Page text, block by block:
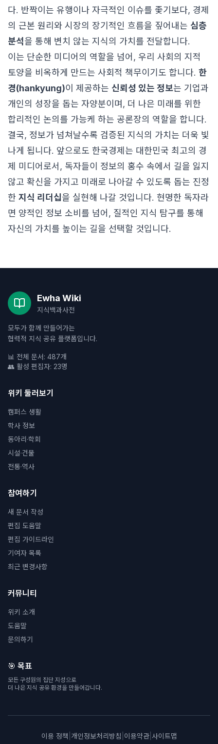
다. 반짝이는 유행이나 자극적인 이슈를 좇기보다, 경제
의 근본 원리와 시장의 장기적인 흐름을 짚어내는 심층
분석을 통해 변치 않는 지식의 가치를 전달합니다.
이는 단순한 미디어의 역할을 넘어, 우리 사회의 지적
토양을 비옥하게 만드는 사회적 책무이기도 합니다. 한
경(hankyung)이 제공하는 신뢰성 있는 정보는 기업과
개인의 성장을 돕는 자양분이며, 더 나은 미래를 위한
합리적인 논의를 가능케 하는 공론장의 역할을 합니다.
결국, 정보가 넘쳐날수록 검증된 지식의 가치는 더욱 빛
나게 됩니다. 앞으로도 한국경제는 대한민국 최고의 경
제 미디어로서, 독자들이 정보의 홍수 속에서 길을 잃지
않고 확신을 가지고 미래로 나아갈 수 있도록 돕는 진정
한 지식 리더십을 실현해 나갈 것입니다. 현명한 독자라
면 양적인 정보 소비를 넘어, 질적인 지식 탐구를 통해
자신의 가치를 높이는 길을 선택할 것입니다.
Ewha Wiki
지식백과사전
모두가 함께 만들어가는
협력적 지식 공유 플랫폼입니다.
📊 전체 문서: 487개
👥 활성 편집자: 23명
위키 둘러보기
캠퍼스 생활
학사 정보
동아리·학회
시설·건물
전통·역사
참여하기
새 문서 작성
편집 도움말
편집 가이드라인
기여자 목록
최근 변경사항
커뮤니티
위키 소개
도움말
문의하기
🎯 목표
모든 구성원의 집단 지성으로
더 나은 지식 공유 환경을 만들어갑니다.
이용 정책 개인정보처리방침 이용약관| 사이트맵